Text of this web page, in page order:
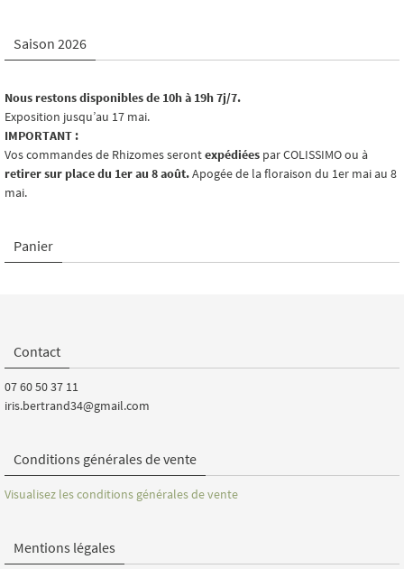
Saison 2026
Nous restons disponibles de 10h à 19h 7j/7.
Exposition jusqu’au 17 mai.
IMPORTANT :
Vos commandes de Rhizomes serontexpédiées par COLISSIMO ou à
retirer sur place du 1er au 8 août.Apogée de la floraison du 1er mai au 8
mai.
Panier
Contact
07 60 50 37 11
iris.bertrand34@gmail.com
Conditions générales de vente
Visualisez les conditions générales de vente
Mentions légales